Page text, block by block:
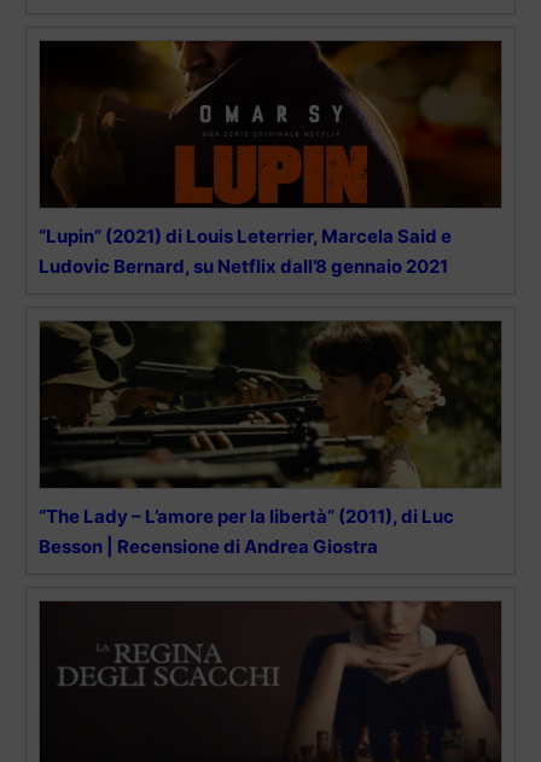
“Lupin” (2021) di Louis Leterrier, Marcela Said e
Ludovic Bernard, su Netflix dall’8 gennaio 2021
“The Lady – L’amore per la libertà” (2011), di Luc
Besson | Recensione di Andrea Giostra